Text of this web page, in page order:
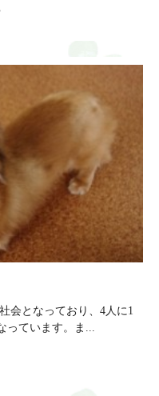
会となっており、4人に1
っています。ま...